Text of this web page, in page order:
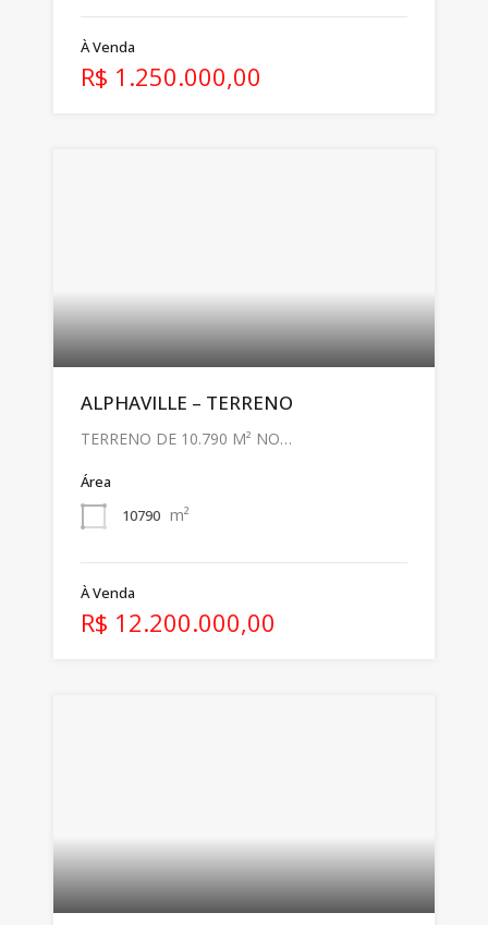
À Venda
R$ 1.250.000,00
ALPHAVILLE – TERRENO
TERRENO DE 10.790 M² NO…
Área
10790 m²
À Venda
R$ 12.200.000,00